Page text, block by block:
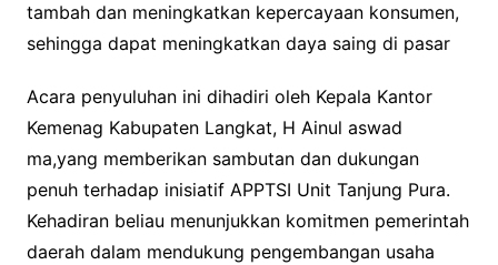
tambah dan meningkatkan kepercayaan konsumen,
sehingga dapat meningkatkan daya saing di pasar
Acara penyuluhan ini dihadiri oleh Kepala Kantor
Kemenag Kabupaten Langkat, H Ainul aswad
ma,yang memberikan sambutan dan dukungan
penuh terhadap inisiatif APPTSI Unit Tanjung Pura.
Kehadiran beliau menunjukkan komitmen pemerintah
daerah dalam mendukung pengembangan usaha